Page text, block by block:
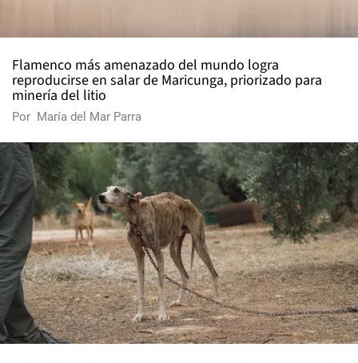
Flamenco más amenazado del mundo logra
reproducirse en salar de Maricunga, priorizado para
minería del litio
Por María del Mar Parra